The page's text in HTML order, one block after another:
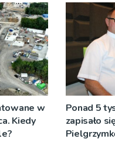
w
Kiedy
Ponad 5
zapisało